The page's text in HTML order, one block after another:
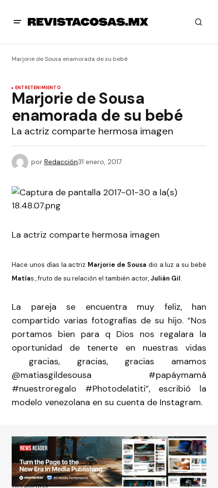
Marjorie de Sousa enamorada de su bebé
ENTRETENIMIENTO
Marjorie de Sousa
enamorada de su bebé
La actriz comparte hermosa imagen
por Redacción31 enero, 2017
La actriz comparte hermosa imagen
Hace unos días la actriz Marjorie de Sousa dio a luz a su bebé
Matías., fruto de su relación el también actor, Julián Gil.
La pareja se encuentra muy feliz, han
compartido varias fotografías de su hijo. “Nos
portamos bien para q Dios nos regalara la
oportunidad de tenerte en nuestras vidas
gracias, gracias, gracias amamos
@matiasgildesousa #papáymamá
#nuestroregalo #Photodelatiti”, escribió la
modelo venezolana en su cuenta de Instagram.